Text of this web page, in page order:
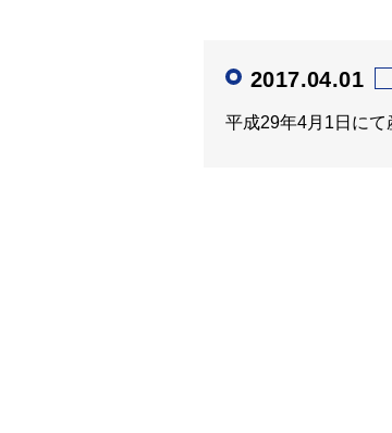
2017.04.01
平成29年4月1日にて